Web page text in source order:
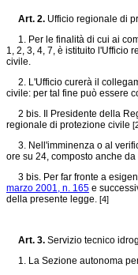
Art. 2. Ufficio regionale di
1. Per le finalità di cui ai
1, 2, 3, 4, 7, è istituito l'Ufficio
civile.
2. L'Ufficio curerà il
civile: per tal fine può essere
2 bis. Il Presidente della
regionale di protezione civile
3. Nell'imminenza o al
ore su 24, composto anche
3 bis. Per far fronte a
marzo 2001, n. 165 e
della presente legge. [4]
Art. 3. Servizio tecnico
1. La Sezione autonoma